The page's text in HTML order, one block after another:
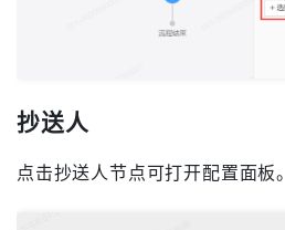
抄送人
点击抄送人节点可打开配置面板。